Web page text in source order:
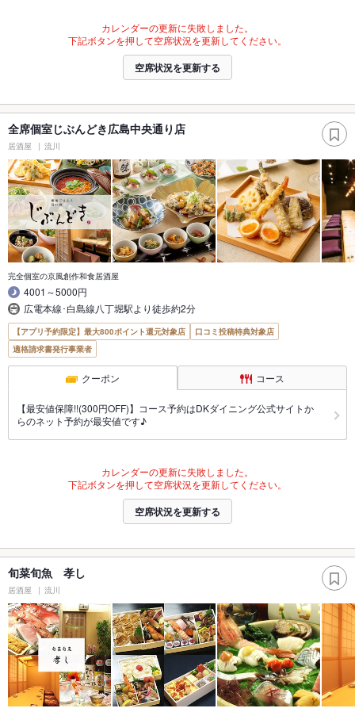
カレンダーの更新に失敗しました。
下記ボタンを押して空席状況を更新してください。
空席状況を更新する
全席個室じぶんどき広島中央通り店
居酒屋 流川
完全個室の京風創作和食居酒屋
4001～5000円
広電本線･白島線八丁堀駅より徒歩約2分
【アプリ予約限定】最大800ポイント還元対象店
口コミ投稿特典対象店
適格請求書発行事業者
クーポン コース
【最安値保障!!(300円OFF)】コース予約はDKダイニング公式サイトか
らのネット予約が最安値です♪
カレンダーの更新に失敗しました。
下記ボタンを押して空席状況を更新してください。
空席状況を更新する
旬菜旬魚 孝し
居酒屋 流川